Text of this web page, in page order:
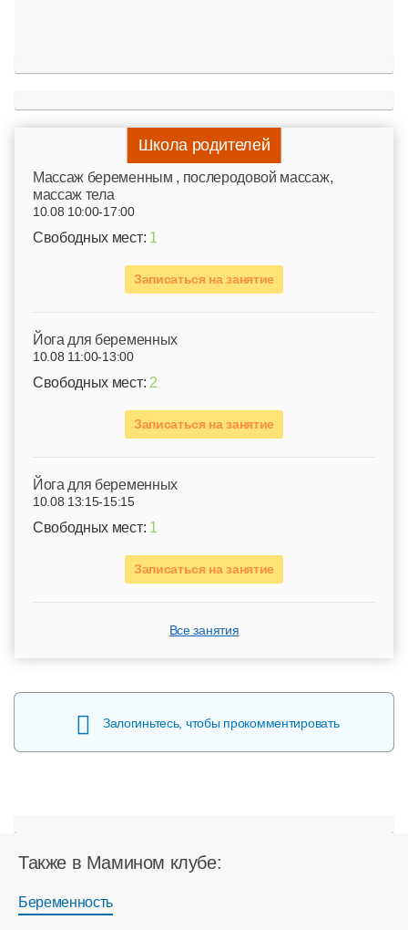
Школа родителей
Mассаж беременным , послеродовой массаж,
массаж тела
10.08 10:00-17:00
Свободных мест: 1
Записаться на занятие
Йога для беременных
10.08 11:00-13:00
Свободных мест: 2
Записаться на занятие
Йога для беременных
10.08 13:15-15:15
Свободных мест: 1
Записаться на занятие
Все занятия
Залогиньтесь, чтобы прокомментировать
Также в Мамином клубе:
Беременность